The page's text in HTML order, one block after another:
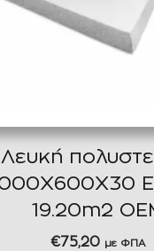
Λευκή
19.20m2
€75,20 με ΦΠΑ